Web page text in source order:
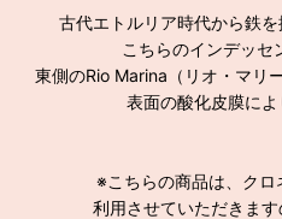
古代エトルリア時代から鉄を
こちらのインデッセ
東側のRio Marina（リオ・マリ
表面の酸化皮膜によ
※こちらの商品は、クロ
利用させていただきます